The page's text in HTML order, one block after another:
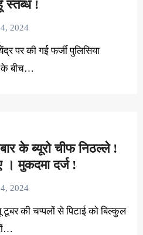
स्तब्ध !
2024
के बीच…
के ब्यूरो चीफ निठल्ले !
मुकदमा दर्ज !
2024